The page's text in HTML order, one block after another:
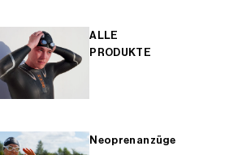
ALLE
PRODUKTE
Neoprenanzüge